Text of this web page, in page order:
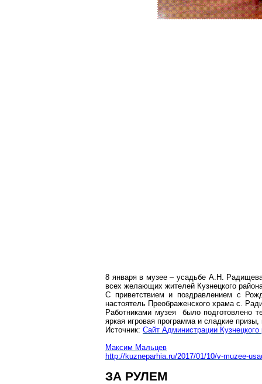
8 января в музее – усадьбе А.Н.
всех желающих жителей Кузнецкого
С приветствием и поздравлением с
настоятель Преображенского храма с.
Работниками музея было подготовлено
яркая игровая программа и сладкие
Источник: Сайт Администрации Кузнецкого
Максим Мальцев
http://kuzneparhia.ru/2017/01/10/v-muzee-
ЗА РУЛЕМ